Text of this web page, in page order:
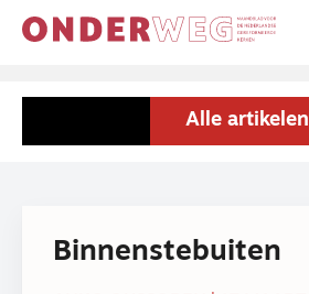
Alle artikelen
Binnenstebuiten